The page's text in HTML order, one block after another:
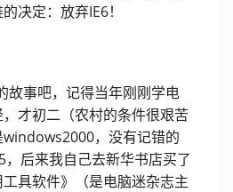
决定：放弃IE6！
故事吧，记得当年刚刚学电
才初二（农村的条件很艰苦
，没有记错的
，后来我自己去新华书店买了
具软件》（是电脑迷杂志主